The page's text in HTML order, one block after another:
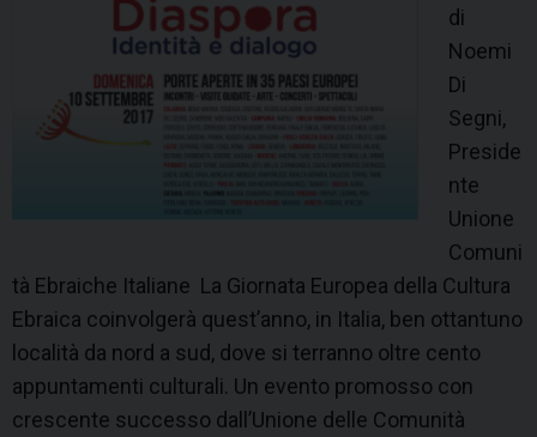
di
Noemi
Di
Segni,
Preside
nte
Unione
Comuni
tà Ebraiche Italiane La Giornata Europea della Cultura
Ebraica coinvolgerà quest’anno, in Italia, ben ottantuno
località da nord a sud, dove si terranno oltre cento
appuntamenti culturali. Un evento promosso con
crescente successo dall’Unione delle Comunità